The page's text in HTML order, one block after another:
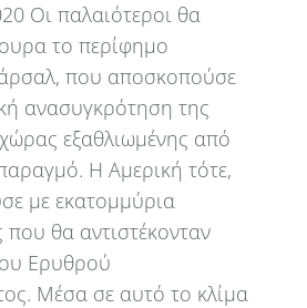
Οι παλαιότεροι θα
το περίφημο
που αποσκοπούσε
ανασυγκρότηση της
εξαθλιωμένης από
Η Αμερική τότε,
με εκατομμύρια
θα αντιστέκονταν
Ερυθρού
Μέσα σε αυτό το κλίμα